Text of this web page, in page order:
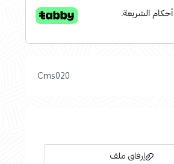
Cms020
إرفاق ملف